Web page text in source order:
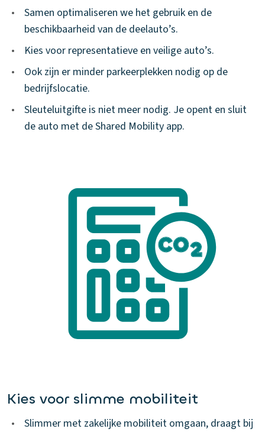
•
Samen optimaliseren we het gebruik en de
beschikbaarheid van de deelauto’s.
•
Kies voor representatieve en veilige auto’s.
•
Ook zijn er minder parkeerplekken nodig op de
bedrijfslocatie.
•
Sleuteluitgifte is niet meer nodig. Je opent en sluit
de auto met de Shared Mobility app.
Kies voor slimme mobiliteit
•
Slimmer met zakelijke mobiliteit omgaan, draagt bij